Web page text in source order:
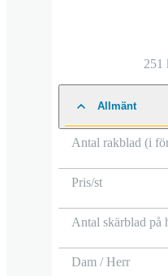
251
Allmänt
Antal rakblad (i
Pris/st
Antal skärblad på
Dam / Herr